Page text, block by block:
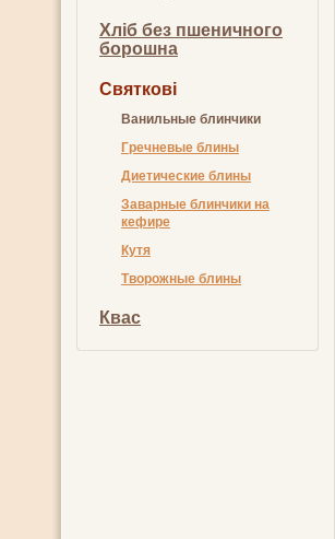
Хліб без пшеничного
борошна
Святкові
Ванильные блинчики
Гречневые блины
Диетические блины
Заварные блинчики на
кефире
Кутя
Творожные блины
Квас